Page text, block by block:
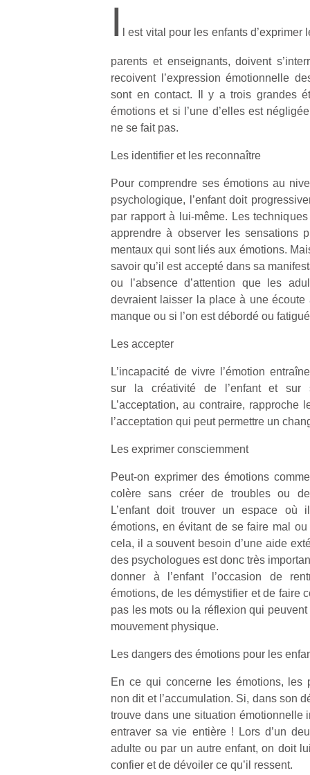
I l est vital pour les enfants
parents et enseignants, doivent
recoivent l’expression émotionnelle
sont en contact. Il y a trois grandes
émotions et si l’une d’elles est
ne se fait pas.
Les identifier et les reconnaître
Pour comprendre ses émotions au
psychologique, l’enfant doit
par rapport à lui-même. Les
apprendre à observer les sensations
mentaux qui sont liés aux émotions.
savoir qu’il est accepté dans sa
ou l’absence d’attention que les
devraient laisser la place à une écoute
manque ou si l’on est débordé ou
Les accepter
L’incapacité de vivre l’émotion
sur la créativité de l’enfant et sur
L’acceptation, au contraire, rapproche
l’acceptation qui peut permettre un
Les exprimer consciemment
Peut-on exprimer des émotions
colère sans créer de troubles ou
L’enfant doit trouver un espace où
émotions, en évitant de se faire mal
cela, il a souvent besoin d’une aide
des psychologues est donc très
donner à l’enfant l’occasion de
émotions, de les démystifier et de faire
pas les mots ou la réflexion qui
mouvement physique.
Les dangers des émotions pour les
En ce qui concerne les émotions, les
non dit et l’accumulation. Si, dans son
trouve dans une situation émotionnelle
entraver sa vie entière ! Lors d’un
adulte ou par un autre enfant, on doit
confier et de dévoiler ce qu’il ressent.